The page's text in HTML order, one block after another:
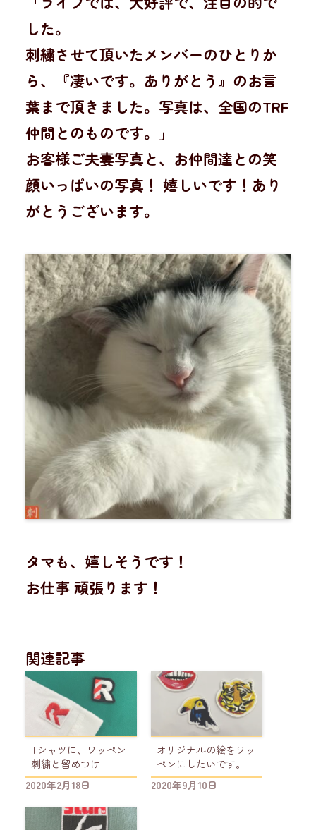
した。
刺繍させて頂いたメンバーのひとりか
ら、『凄いです。ありがとう』のお言
葉まで頂きました。写真は、全国のTRF
仲間とのものです。」
お客様ご夫妻写真と、お仲間達との笑
顔いっぱいの写真！ 嬉しいです！あり
がとうございます。
タマも、嬉しそうです！
お仕事 頑張ります！
関連記事
Tシャツに、ワッペン
刺繍と留めつけ
2020年2月18日
オリジナルの絵をワッ
ペンにしたいです。
2020年9月10日